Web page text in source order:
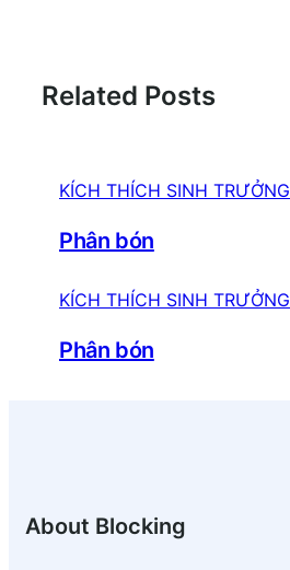
Related Posts
KÍCH THÍCH SINH TRƯỞNG
Phân bón
KÍCH THÍCH SINH TRƯỞNG
Phân bón
About Blocking